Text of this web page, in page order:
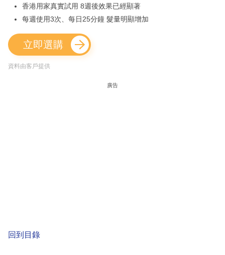
香港用家真實試用 8週後效果已經顯著
每週使用3次、每日25分鐘 髮量明顯增加
立即選購
資料由客戶提供
廣告
回到目錄